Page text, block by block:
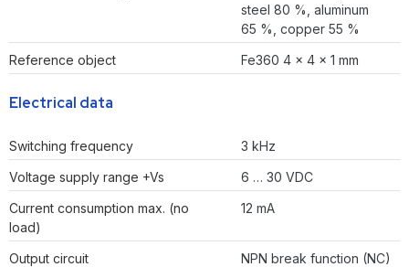
steel 80 %, aluminum
65 %, copper 55 %
Reference object
Fe360 4 x 4 x 1 mm
Electrical data
Switching frequency
3 kHz
Voltage supply range +Vs
6 … 30 VDC
Current consumption max. (no
load)
12 mA
Output circuit
NPN break function (NC)